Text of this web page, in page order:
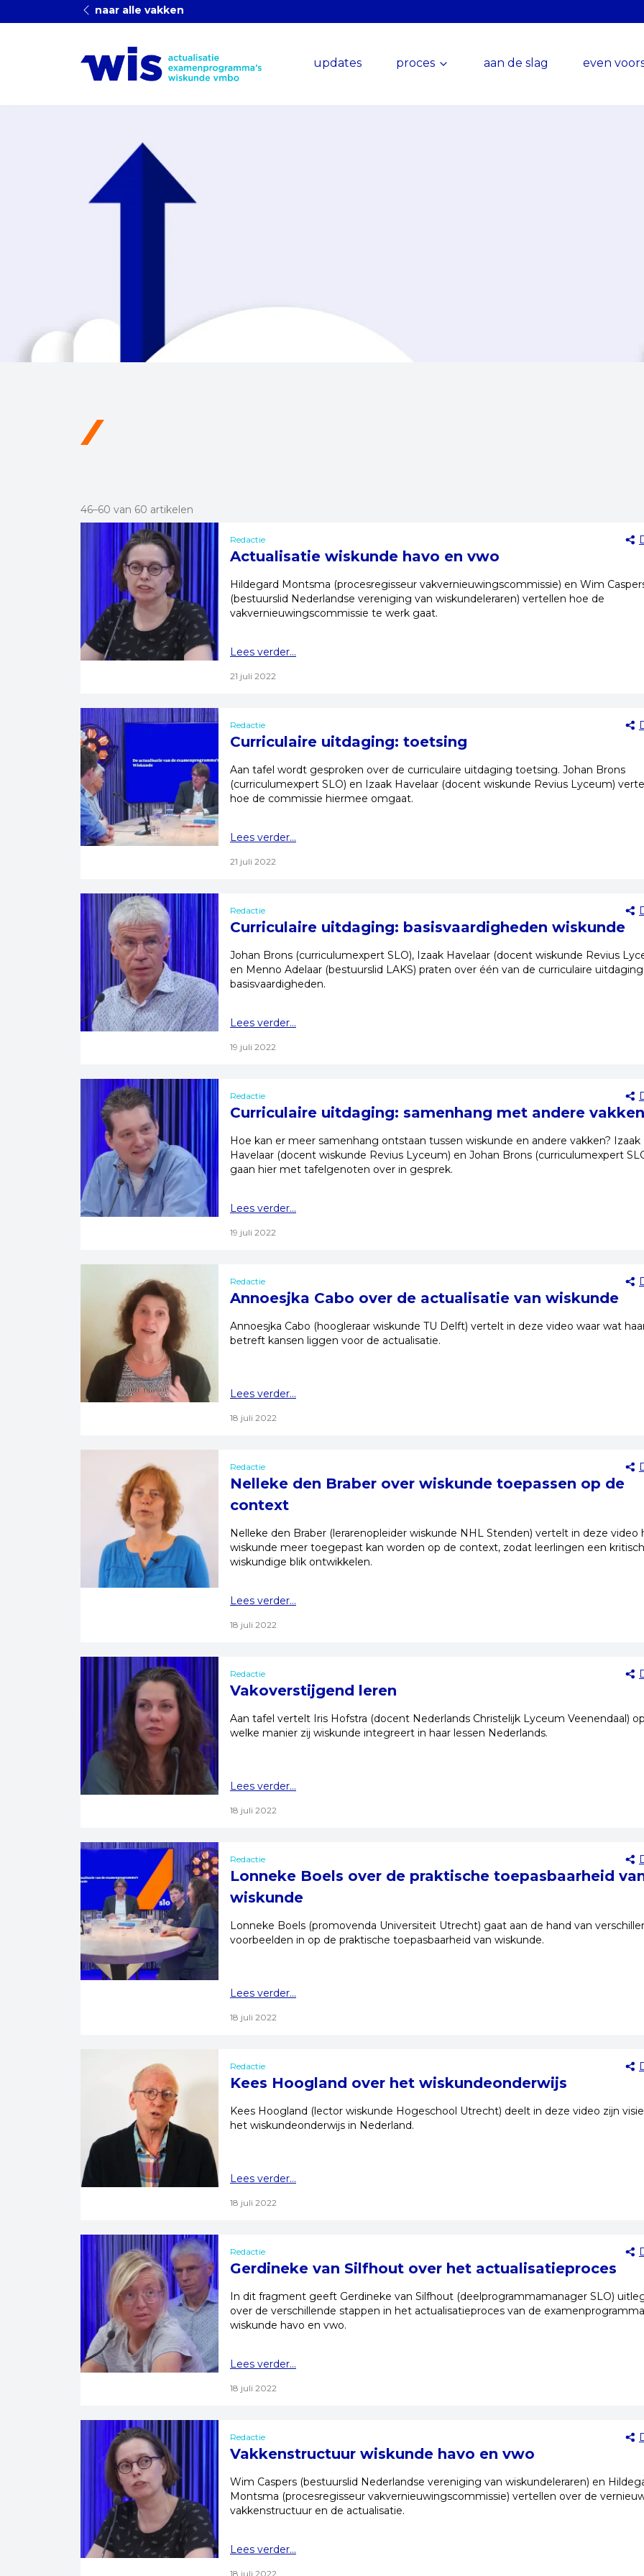
naar alle vakken
updates proces aan de slag even
46–60 van 60 artikelen
Redactie
Actualisatie wiskunde havo en vwo
Hildegard Montsma (procesregisseur vakvernieuwingscommissie) en Wim
(bestuurslid Nederlandse vereniging van wiskundeleraren) vertellen hoe de
vakvernieuwingscommissie te werk gaat.
Lees verder...
21 juli 2022
Redactie
Curriculaire uitdaging: toetsing
Aan tafel wordt gesproken over de curriculaire uitdaging toetsing. Johan Brons
(curriculumexpert SLO) en Izaak Havelaar (docent wiskunde Revius Lyceum)
hoe de commissie hiermee omgaat.
Lees verder...
21 juli 2022
Redactie
Curriculaire uitdaging: basisvaardigheden wiskunde
Johan Brons (curriculumexpert SLO), Izaak Havelaar (docent wiskunde Revius
en Menno Adelaar (bestuurslid LAKS) praten over één van de curriculaire
basisvaardigheden.
Lees verder...
19 juli 2022
Redactie
Curriculaire uitdaging: samenhang met andere vakken
Hoe kan er meer samenhang ontstaan tussen wiskunde en andere vakken? Izaak
Havelaar (docent wiskunde Revius Lyceum) en Johan Brons (curriculumexpert
gaan hier met tafelgenoten over in gesprek.
Lees verder...
19 juli 2022
Redactie
Annoesjka Cabo over de actualisatie van wiskunde
Annoesjka Cabo (hoogleraar wiskunde TU Delft) vertelt in deze video waar wat
betreft kansen liggen voor de actualisatie.
Lees verder...
18 juli 2022
Redactie
Nelleke den Braber over wiskunde toepassen op de
context
Nelleke den Braber (lerarenopleider wiskunde NHL Stenden) vertelt in deze video
wiskunde meer toegepast kan worden op de context, zodat leerlingen een kritisch
wiskundige blik ontwikkelen.
Lees verder...
18 juli 2022
Redactie
Vakoverstijgend leren
Aan tafel vertelt Iris Hofstra (docent Nederlands Christelijk Lyceum Veenendaal) op
welke manier zij wiskunde integreert in haar lessen Nederlands.
Lees verder...
18 juli 2022
Redactie
Lonneke Boels over de praktische toepasbaarheid
wiskunde
Lonneke Boels (promovenda Universiteit Utrecht) gaat aan de hand van
voorbeelden in op de praktische toepasbaarheid van wiskunde.
Lees verder...
18 juli 2022
Redactie
Kees Hoogland over het wiskundeonderwijs
Kees Hoogland (lector wiskunde Hogeschool Utrecht) deelt in deze video zijn
het wiskundeonderwijs in Nederland.
Lees verder...
18 juli 2022
Redactie
Gerdineke van Silfhout over het actualisatieproces
In dit fragment geeft Gerdineke van Silfhout (deelprogrammamanager SLO)
over de verschillende stappen in het actualisatieproces van de
wiskunde havo en vwo.
Lees verder...
18 juli 2022
Redactie
Vakkenstructuur wiskunde havo en vwo
Wim Caspers (bestuurslid Nederlandse vereniging van wiskundeleraren) en
Montsma (procesregisseur vakvernieuwingscommissie) vertellen over de
vakkenstructuur en de actualisatie.
Lees verder...
18 juli 2022